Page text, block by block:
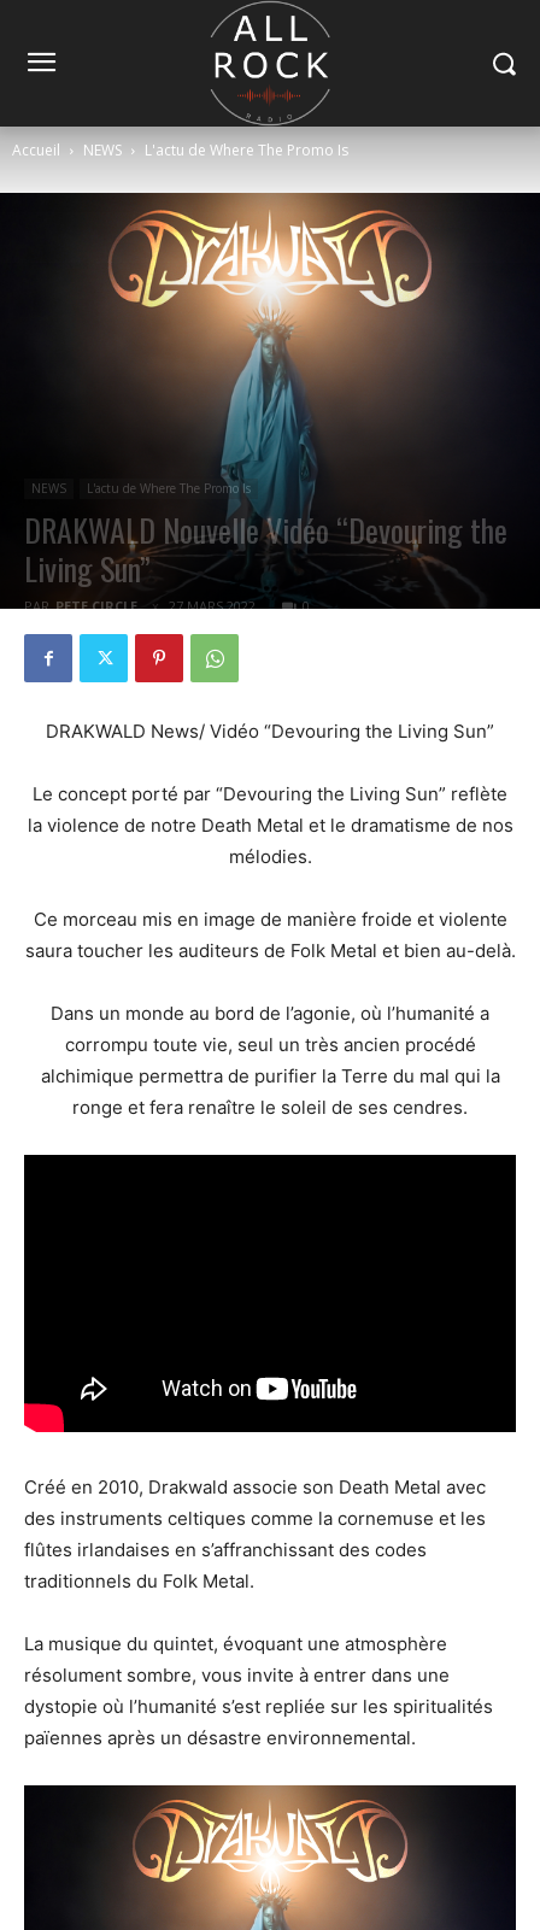
Accueil NEWS L'actu de Where The Promo Is
NEWS L'actu de Where The Promo Is
DRAKWALD Nouvelle Vidéo “Devouring the
Living Sun”
PAR PETE CIRCLE 27 MARS 2022 0
DRAKWALD News/ Vidéo “Devouring the Living Sun”
Le concept porté par “Devouring the Living Sun” reflète
la violence de notre Death Metal et le dramatisme de nos
mélodies.
Ce morceau mis en image de manière froide et violente
saura toucher les auditeurs de Folk Metal et bien au-delà.
Dans un monde au bord de l’agonie, où l’humanité a
corrompu toute vie, seul un très ancien procédé
alchimique permettra de purifier la Terre du mal qui la
ronge et fera renaître le soleil de ses cendres.
Créé en 2010, Drakwald associe son Death Metal avec
des instruments celtiques comme la cornemuse et les
flûtes irlandaises en s’affranchissant des codes
traditionnels du Folk Metal.
La musique du quintet, évoquant une atmosphère
résolument sombre, vous invite à entrer dans une
dystopie où l’humanité s’est repliée sur les spiritualités
païennes après un désastre environnemental.